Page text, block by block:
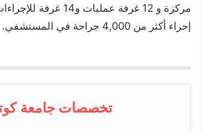
مركزة و 12 غرفة عمليات
إحراء أكثر من 4,000 جراحة في المستشفي.
تخصصات جامعة